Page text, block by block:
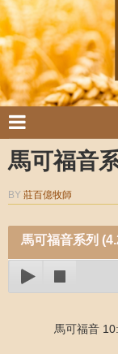
馬可福音
BY 莊百億牧師
馬可福音系列
馬可福音